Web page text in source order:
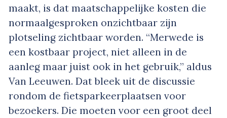
maakt, is dat maatschappelijke kosten die
normaalgesproken onzichtbaar zijn
plotseling zichtbaar worden. “Merwede is
een kostbaar project, niet alleen in de
aanleg maar juist ook in het gebruik,” aldus
Van Leeuwen. Dat bleek uit de discussie
rondom de fietsparkeerplaatsen voor
bezoekers. Die moeten voor een groot deel